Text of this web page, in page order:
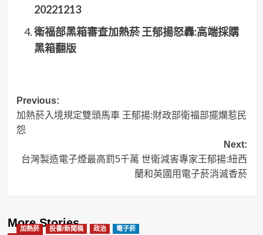
20221213
衛福部黑箱審查加熱菸 王郁揚怒轟:高端採購
黑箱翻版
Post
navigation
Previous:
加熱菸入境規定雙頭馬車 王郁揚:財政部衛福部擺爛惹民
怨
Next:
台灣製造電子煙最高罰5千萬 世衛減害專家王郁揚:紐西
蘭和英國用電子菸消滅香菸
More Stories
加熱菸 投書/新聞稿 政治 電子菸